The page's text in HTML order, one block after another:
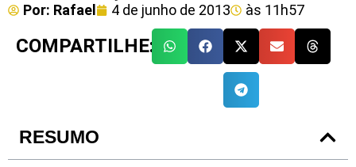
Por: Rafael 4 de junho de 2013 às 11h57
COMPARTILHE:
RESUMO